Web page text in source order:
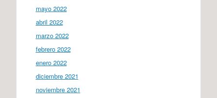
mayo 2022
abril 2022
marzo 2022
febrero 2022
enero 2022
diciembre 2021
noviembre 2021